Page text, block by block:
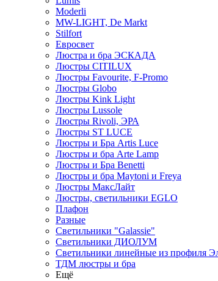
Moderli
MW-LIGHT, De Markt
Stilfort
Евросвет
Люстра и бра ЭСКАДА
Люстры CITILUX
Люстры Favourite, F-Promo
Люстры Globo
Люстры Kink Light
Люстры Lussole
Люстры Rivoli, ЭРА
Люстры ST LUCE
Люстры и Бра Artis Luce
Люстры и бра Arte Lamp
Люстры и Бра Benetti
Люстры и бра Maytoni и Freya
Люстры МаксЛайт
Люстры, светильники EGLO
Плафон
Разные
Светильники "Galassie"
Светильники ДИОЛУМ
Светильники линейные из профиля
ТДМ люстры и бра
Ещё